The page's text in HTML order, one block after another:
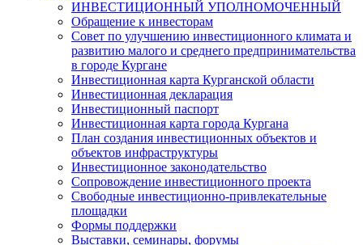
ИНВЕСТИЦИОННЫЙ УПОЛНОМОЧЕННЫЙ
Обращение к инвесторам
Совет по улучшению инвестиционного климата и
развитию малого и среднего предпринимательства
в городе Кургане
Инвестиционная карта Курганской области
Инвестиционная декларация
Инвестиционный паспорт
Инвестиционная карта города Кургана
План создания инвестиционных объектов и
объектов инфраструктуры
Инвестиционное законодательство
Сопровождение инвестиционного проекта
Свободные инвестиционно-привлекательные
площадки
Формы поддержки
Выставки, семинары, форумы